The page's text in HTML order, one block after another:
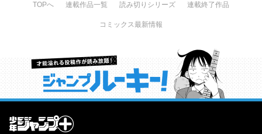
TOPへ 連載作品一覧 読み切りシリーズ 連載終了作品
コミックス最新情報